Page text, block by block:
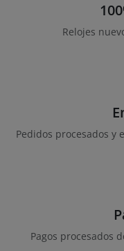
Relojes
Pedidos procesados y
Pagos procesados